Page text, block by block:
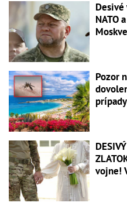
NATO
Pozor
vojne!